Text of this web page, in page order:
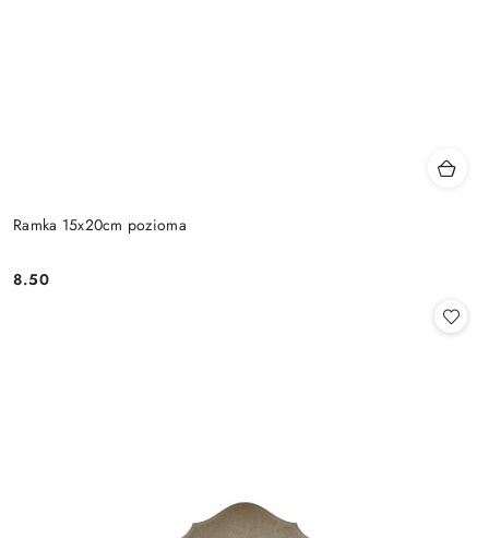
Ramka 15x20cm pozioma
Cena:
8.50